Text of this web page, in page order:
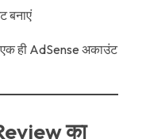
बनाएं
ही AdSense अकाउंट
का